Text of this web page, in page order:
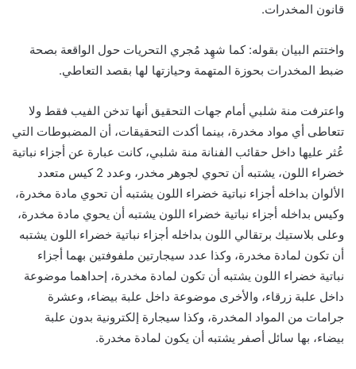
قانون المخدرات.
واختتم البيان بقوله: كما شهِد مُجري التحريات حول الواقعة بصحة
ضبط المخدرات بحوزة المتهمة وحيازتها لها بقصد التعاطي.
واعترفت منة شلبي أمام جهات التحقيق أنها تدخن الفيب فقط ولا
تتعاطى أي مواد مخدرة، بينما أكدت التحقيقات، أن المضبوطات التي
عُثر عليها داخل حقائب الفنانة منة شلبي، كانت عبارة عن أجزاء نباتية
خضراء اللون، يشتبه أن تحوي لجوهر مخدر، وعدد 2 كيس متعدد
الألوان بداخله أجزاء نباتية خضراء اللون يشتبه أن تحوي مادة مخدرة،
وكيس بداخله أجزاء نباتية خضراء اللون يشتبه أن يحوي مادة مخدرة،
وعلى بلاستيك برتقالي اللون بداخله أجزاء نباتية خضراء اللون يشتبه
أن تكون لمادة مخدرة، وكذا عدد سيجارتين ملفوفتين بهما أجزاء
نباتية خضراء اللون يشتبه أن تكون لمادة مخدرة، إحداهما موضوعة
داخل علبة زرقاء، والأخرى موضوعة داخل علبة بيضاء، وعشرة
جرامات من المواد المخدرة، وكذا سيجارة إلكترونية بدون علبة
بيضاء، بها سائل أصفر يشتبه أن يكون لمادة مخدرة.